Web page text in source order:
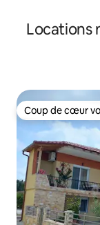
Locations
Coup de cœur
Coup de cœur